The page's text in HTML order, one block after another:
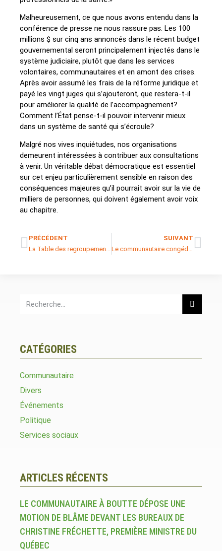
Malheureusement, ce que nous avons entendu dans la
conférence de presse ne nous rassure pas. Les 100
millions $ sur cinq ans annoncés dans le récent budget
gouvernemental seront principalement injectés dans le
système judiciaire, plutôt que dans les services
volontaires, communautaires et en amont des crises.
Après avoir assumé les frais de la réforme juridique et
payé les vingt juges qui s’ajouteront, que restera-t-il
pour améliorer la qualité de l’accompagnement?
Comment l’État pense-t-il pouvoir intervenir mieux
dans un système de santé qui s’écroule?
Malgré nos vives inquiétudes, nos organisations
demeurent intéressées à contribuer aux consultations
à venir. Un véritable débat démocratique est essentiel
sur cet enjeu particulièrement sensible en raison des
conséquences majeures qu’il pourrait avoir sur la vie de
milliers de personnes, qui doivent également avoir voix
au chapitre.
PRÉCÉDENT
SUIVANT
CATÉGORIES
Communautaire
Divers
Événements
Politique
Services sociaux
ARTICLES RÉCENTS
LE COMMUNAUTAIRE À BOUTTE DÉPOSE UNE
MOTION DE BLÂME DEVANT LES BUREAUX DE
CHRISTINE FRÉCHETTE, PREMIÈRE MINISTRE DU
QUÉBEC